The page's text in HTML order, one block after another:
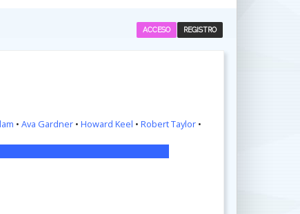
REGISTRO
ACCESO
• Ava Gardner• Howard Keel • Robert Taylor•